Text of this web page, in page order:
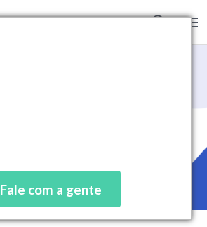
Fale com a gente